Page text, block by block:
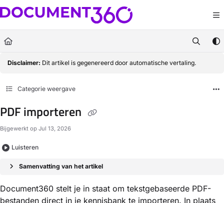
Documentation Index
Fetch the complete documentation index at:https://docs.document360.com/
Use this file to discover all available pages before exploring further.
Disclaimer: Dit artikel is gegenereerd door automatische vertaling.
Categorie weergave
PDF importeren
Bijgewerkt op Jul 13, 2026
Luisteren
Samenvatting van het artikel
Document360 stelt je in staat om tekstgebaseerde PDF-
bestanden direct in je kennisbank te importeren. In plaats